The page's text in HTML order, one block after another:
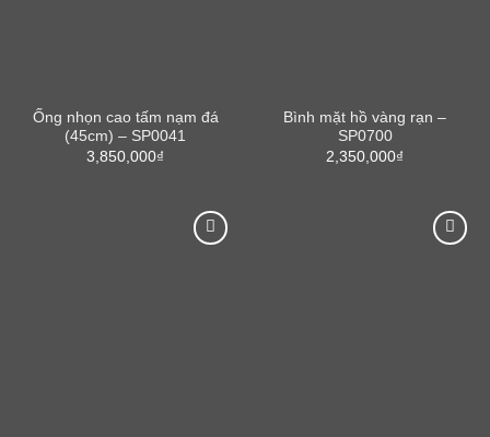
Ống nhọn cao tấm nạm đá
(45cm) – SP0041
3,850,000₫
Bình mặt hồ vàng rạn –
SP0700
2,350,000₫